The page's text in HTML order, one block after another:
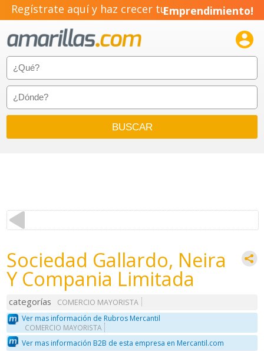
Regístrate aquí y haz crecer tuEmprendimiento!

Sociedad Gallardo, Neira
Y Compania Limitada
categorías
COMERCIO MAYORISTA
Ver mas información de Rubros Mercantil
COMERCIO MAYORISTA
Ver mas información B2B de esta empresa en Mercantil.com